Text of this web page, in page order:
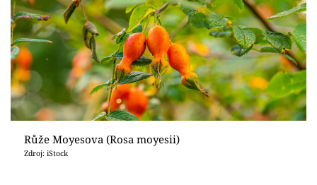
Růže Moyesova (Rosa moyesii)
Zdroj: iStock